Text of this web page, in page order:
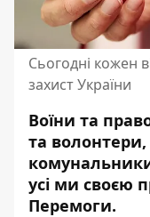
Сьогодні кожен
захист України
Воїни та
та
усі ми своєю
Перемоги.